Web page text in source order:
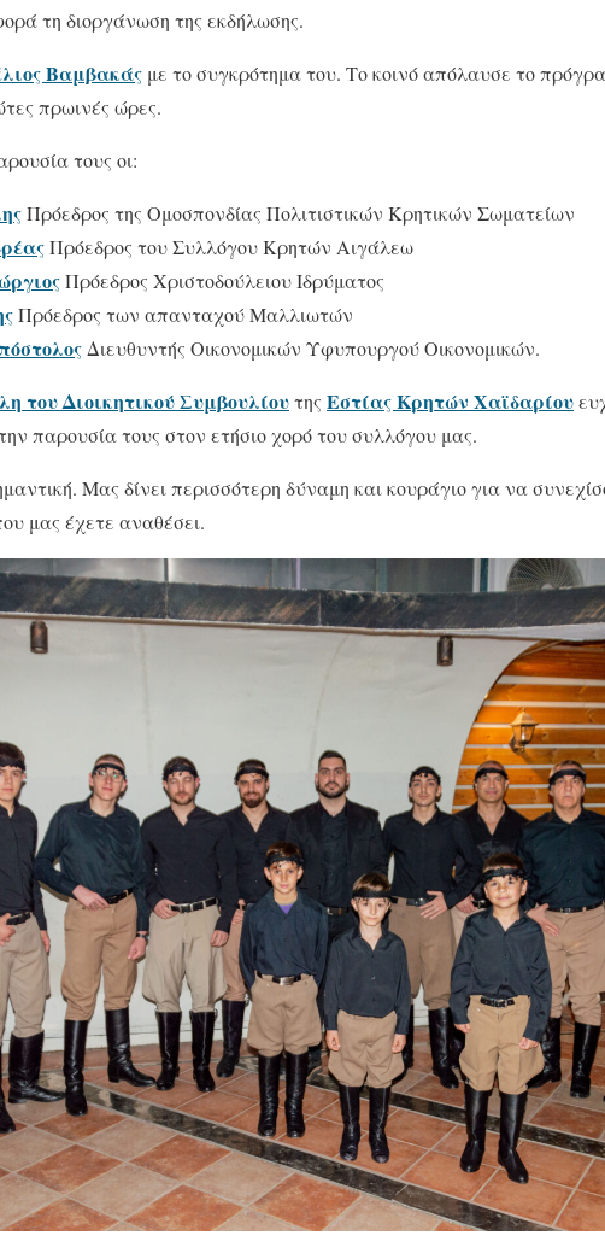
τη διοργάνωση της εκδήλωσης.
Βαμβακάς με το συγκρότημα του. Το κοινό απόλαυσε το
πρωινές ώρες.
τους οι:
Πρόεδρος της Ομοσπονδίας Πολιτιστικών Κρητικών Σωματείων
Πρόεδρος του Συλλόγου Κρητών Αιγάλεω
Πρόεδρος Χριστοδούλειου Ιδρύματος
Πρόεδρος των απανταχού Μαλλιωτών
Διευθυντής Οικονομικών Υφυπουργού Οικονομικών.
του Διοικητικού Συμβουλίουτης Εστίας Κρητών Χαϊδαρίου
παρουσία τους στον ετήσιο χορό του συλλόγου μας.
Μας δίνει περισσότερη δύναμη και κουράγιο για να
μας έχετε αναθέσει.